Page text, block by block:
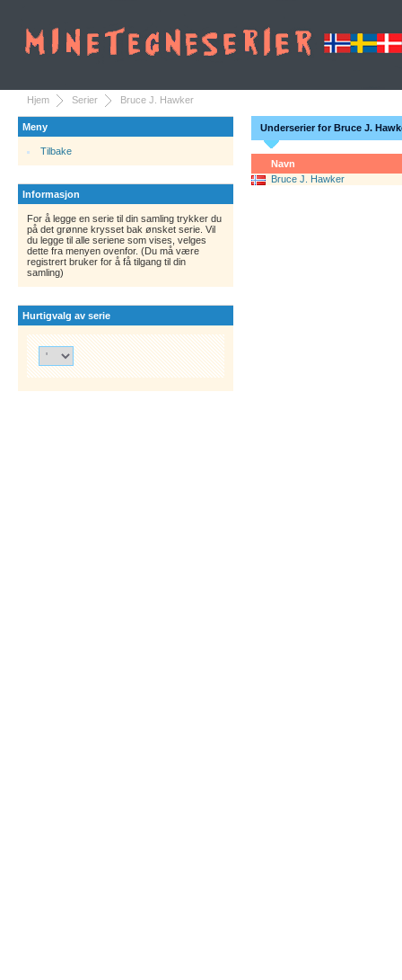
Hjem Serier Bruce J. Hawker
Meny
Tilbake
Informasjon
For å legge en serie til din samling trykker du
på det grønne krysset bak ønsket serie. Vil
du legge til alle seriene som vises, velges
dette fra menyen ovenfor. (Du må være
registrert bruker for å få tilgang til din
samling)
Hurtigvalg av serie
Underserier for Bruce J.
Navn
Bruce J. Hawker